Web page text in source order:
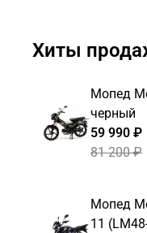
Хиты
Мопед
черный
59 990 ₽
81 200 ₽
Мопед
11